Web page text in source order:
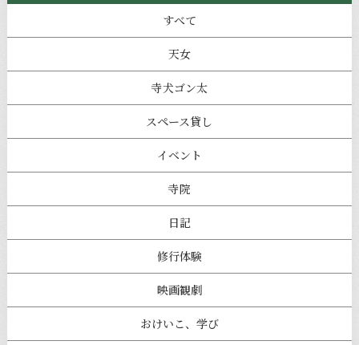
すべて
天女
寺犬ゴン太
スペース貸し
イベント
寺院
日記
修行体験
映画観劇
おけいこ、学び